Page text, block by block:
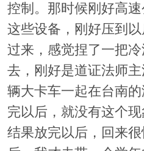
控制。那时候刚好高
这些设备，刚好压到
过来，感觉捏了一把
去，刚好是道证法师
辆大卡车一起在台南
完以后，就没有这个
结果放完以后，回来